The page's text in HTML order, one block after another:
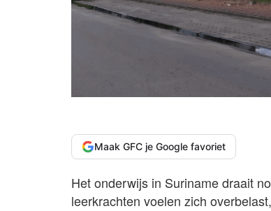
Maak GFC je Google favoriet
Het onderwijs in Suriname draait
leerkrachten voelen zich